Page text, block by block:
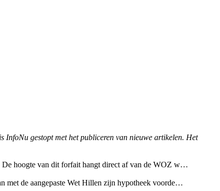
gestopt met het publiceren van nieuwe artikelen. Het
hoogte van dit forfait hangt direct af van de WOZ w…
met de aangepaste Wet Hillen zijn hypotheek voorde…